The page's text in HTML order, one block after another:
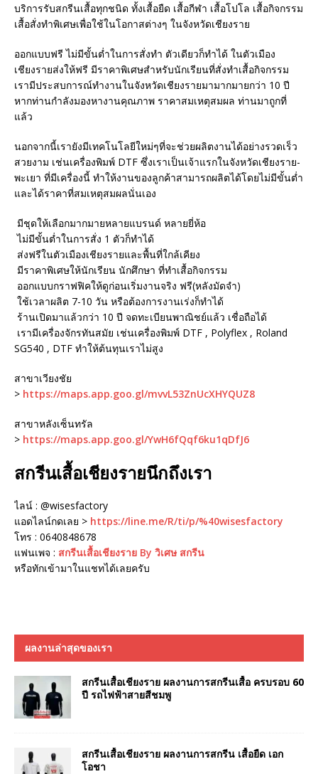
บริการรับสกรีนเสื้อทุกชนิด ทั้งเสื้อยืด เสื้อกีฬา เสื้อโปโล เสื้อกิจกรรม
เสื้อสั่งทำพิเศษเพื่อใช้ในโอกาสต่างๆ ในจังหวัดเชียงราย
ออกแบบฟรี ไม่มีขั้นต่ำในการสั่งทำ ตัวเดียวก็ทำได้ ในตัวเมือง
เชียงรายส่งให้ฟรี มีราคาพิเศษสำหรับนักเรียนที่สั่งทำเสื้อกิจกรรม
เรามีประสบการณ์ทำงานในจังหวัดเชียงรายมามากมายกว่า 10 ปี
หากท่านกำลังมองหางานคุณภาพ ราคาสมเหตุสมผล ท่านมาถูกที่
แล้ว
นอกจากนี้เรายังมีเทคโนโลยีใหม่ๆที่จะช่วยผลิตงานได้อย่างรวดเร็ว
สวยงาม เช่นเครื่องพิมพ์ DTF ซึ่งเราเป็นเจ้าแรกในจังหวัดเชียงราย-
พะเยา ที่มีเครื่องนี้ ทำให้งานของลูกค้าสามารถผลิตได้โดยไม่มีขั้นต่ำ
และได้ราคาที่สมเหตุสมผลนั่นเอง
มีชุดให้เลือกมากมายหลายแบรนด์ หลายยี่ห้อ
ไม่มีขั้นต่ำในการสั่ง 1 ตัวก็ทำได้
ส่งฟรีในตัวเมืองเชียงรายและพื้นที่ใกล้เคียง
มีราคาพิเศษให้นักเรียน นักศึกษา ที่ทำเสื้อกิจกรรม
ออกแบบกราฟฟิคให้ดูก่อนเริ่มงานจริง ฟรี(หลังมัดจำ)
ใช้เวลาผลิต 7-10 วัน หรือต้องการงานเร่งก็ทำได้
ร้านเปิดมาแล้วกว่า 10 ปี จดทะเบียนพาณิชย์แล้ว เชื่อถือได้
เรามีเครื่องจักรทันสมัย เช่นเครื่องพิมพ์ DTF , Polyflex , Roland
SG540 , DTF ทำให้ต้นทุนเราไม่สูง
สาขาเวียงชัย
> https://maps.app.goo.gl/mvvL53ZnUcXHYQUZ8
สาขาหลังเซ็นทรัล
> https://maps.app.goo.gl/YwH6fQqf6ku1qDfJ6
สกรีนเสื้อเชียงรายนึกถึงเรา
ไลน์ : @wisesfactory
แอดไลน์กดเลย > https://line.me/R/ti/p/%40wisesfactory
โทร : 0640848678
แฟนเพจ : สกรีนเสื้อเชียงราย By วิเศษ สกรีน
หรือทักเข้ามาในแชทได้เลยครับ
ผลงานล่าสุดของเรา
สกรีนเสื้อเชียงราย ผลงานการสกรีนเสื้อ ครบรอบ 60
ปี รถไฟฟ้าสายสีชมพู
สกรีนเสื้อเชียงราย ผลงานการสกรีน เสื้อยืด เอก
โอชา